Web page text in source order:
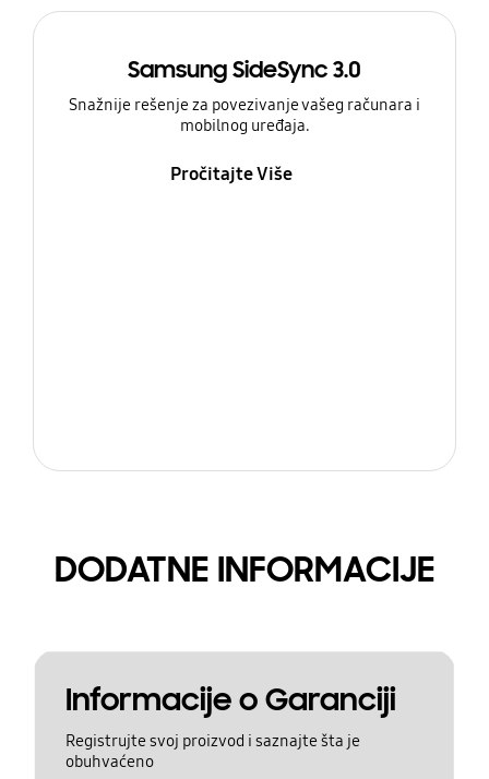
Samsung SideSync 3.0
Snažnije rešenje za povezivanje vašeg računara i
mobilnog uređaja.
Pročitajte Više
DODATNE INFORMACIJE
Informacije o Garanciji
Registrujte svoj proizvod i saznajte šta je
obuhvaćeno